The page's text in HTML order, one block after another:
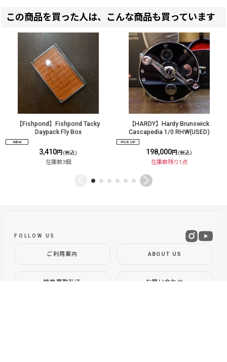
この商品を買った人は、こんな商品も買っています
【Fishpond】Fishpond Tacky
Daypack Fly Box
3,410円 (税込)
在庫数3個
【HARDY】Hardy Brunswick
Cascapedia 1/0 RHW(USED)
198,000円 (税込)
在庫数残り1点
ご利用案内 ABOUT US
特定商取引法 お問い合わせ
FOLLOW US